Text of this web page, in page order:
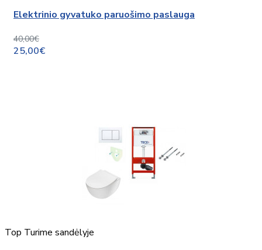
Elektrinio gyvatuko paruošimo paslauga
40,00€
25,00€
Top Turime sandėlyje